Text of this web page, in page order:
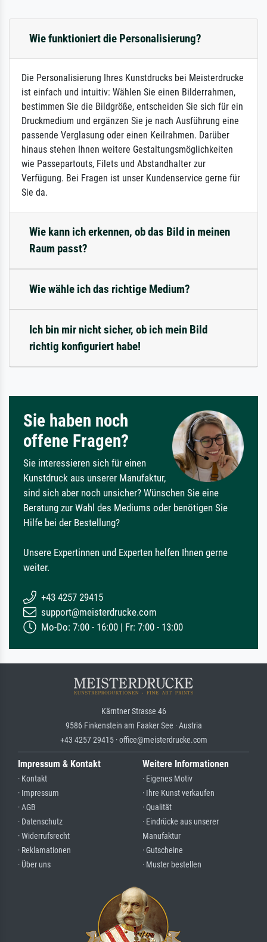
Wie funktioniert die Personalisierung?
Die Personalisierung Ihres Kunstdrucks bei Meisterdrucke
ist einfach und intuitiv: Wählen Sie einen Bilderrahmen,
bestimmen Sie die Bildgröße, entscheiden Sie sich für ein
Druckmedium und ergänzen Sie je nach Ausführung eine
passende Verglasung oder einen Keilrahmen. Darüber
hinaus stehen Ihnen weitere Gestaltungsmöglichkeiten
wie Passepartouts, Filets und Abstandhalter zur
Verfügung. Bei Fragen ist unser Kundenservice gerne für
Sie da.
Wie kann ich erkennen, ob das Bild in meinen
Raum passt?
Wie wähle ich das richtige Medium?
Ich bin mir nicht sicher, ob ich mein Bild
richtig konfiguriert habe!
Sie haben noch
offene Fragen?
Sie interessieren sich für einen
Kunstdruck aus unserer Manufaktur,
sind sich aber noch unsicher? Wünschen Sie eine
Beratung zur Wahl des Mediums oder benötigen Sie
Hilfe bei der Bestellung?
Unsere Expertinnen und Experten helfen Ihnen gerne
weiter.
+43 4257 29415
support@meisterdrucke.com
Mo-Do: 7:00 - 16:00 | Fr: 7:00 - 13:00
Kärntner Strasse 46
9586 Finkenstein am Faaker See · Austria
+43 4257 29415 · office@meisterdrucke.com
Impressum & Kontakt
· Kontakt
· Impressum
· AGB
· Datenschutz
· Widerrufsrecht
· Reklamationen
· Über uns
Weitere Informationen
· Eigenes Motiv
· Ihre Kunst verkaufen
· Qualität
· Eindrücke aus unserer
Manufaktur
· Gutscheine
· Muster bestellen